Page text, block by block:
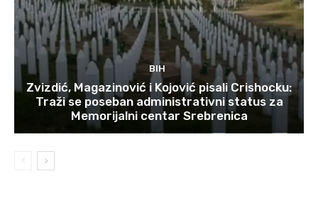
BIH
Zvizdić, Magazinović i Kojović pisali Crishocku:
Traži se poseban administrativni status za
Memorijalni centar Srebrenica